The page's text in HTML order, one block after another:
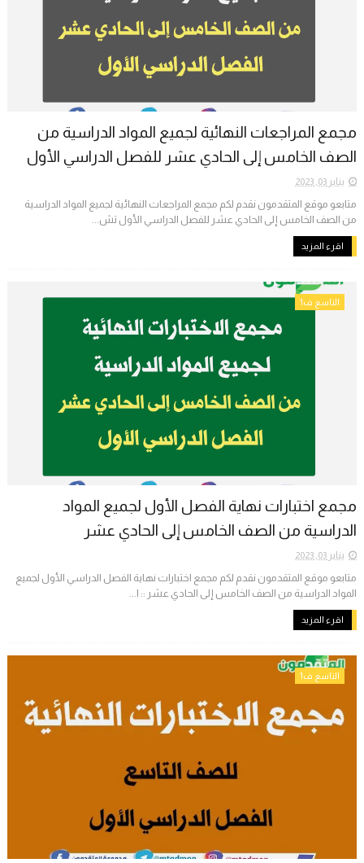
مجمع المراجعات النهائية لجميع المواد الدراسية من
الصف الخامس إلى الحادي عشر للفصل الدراسي الأول
يناير 03, 2023
متابعو موقع المتقدمون نقدم لكم مجمع المراجعات النهائية لجميع المواد الدراسية
من الصف الخامس إلى الحادي عشر للفصل الدراسي الأول تش...
اقرء المزيد
التاسع ف1
مجمع اختبارات نهاية الفصل الأول لجميع المواد
الدراسية من الصف الخامس إلى الحادي عشر
يناير 03, 2023
متابعو موقع المتقدمون نقدم لكم مجمع اختبارات نهاية الفصل الدراسي الأول لجميع
المواد الدراسية من الصف الخامس إلى الحادي عشر :: ا...
اقرء المزيد
التاسع ف1